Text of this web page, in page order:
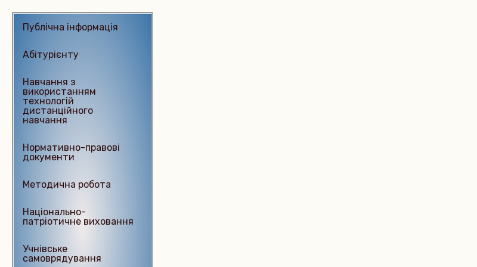
Публічна інформація
Абітурієнту
Навчання з
використанням
технологій
дистанційного
навчання
Нормативно-правові
документи
Методична робота
Національно-
патріотичне виховання
Учнівське
самоврядування